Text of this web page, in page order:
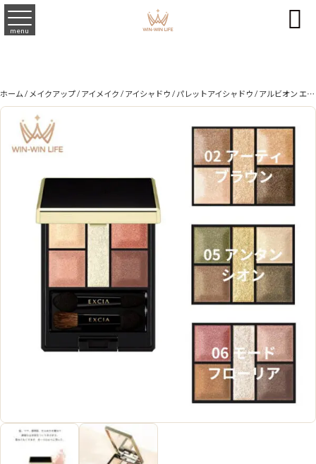
menu 
ホーム/メイクアップ/アイメイク/アイシャドウ/パレットアイシャドウ/ アルビオン エクシア アイカラー カンテット 3色 6g アイシャドウ アイパレット アイシャドウパレット クリアな色 ツヤ 透明感 きらめき 立体感 澄んだ印象 メイクアップ ポイントメイク アイメイク 基礎化粧品 ALBION albion